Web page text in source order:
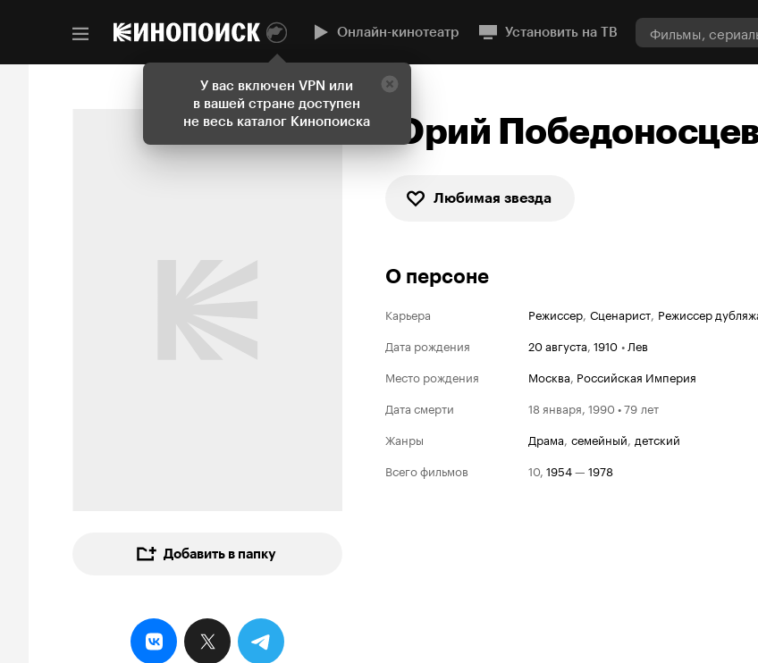
У вас включен VPN или
в вашей стране доступен
не весь каталог Кинопоиска
Онлайн-кинотеатр Установить на ТВ
Добавить в папку
Юрий
Любимая звезда
О персоне
Карьера Режиссер, Сценарист, Режиссер
Дата рождения
20 августа, 1910 • Лев
Место рождения
Москва, Российская Империя
Дата смерти
18 января, 1990 • 79 лет
Жанры
драма, семейный, детский
Всего фильмов
10, 1954— 1978